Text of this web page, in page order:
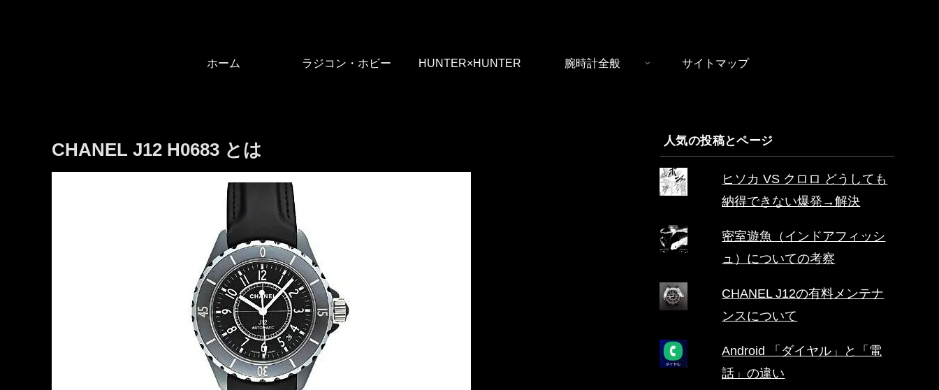
ホーム ラジコン・ホビー HUNTER×HUNTER 腕時計全般 サイトマップ
CHANEL J12 H0683 とは 人気の投稿とページ
ヒソカ VS クロロ どうしても
納得できない爆発→解決
密室遊魚（インドアフィッシ
ュ）についての考察
CHANEL J12の有料メンテナ
ンスについて
Android 「ダイヤル」と「電
話」の違い